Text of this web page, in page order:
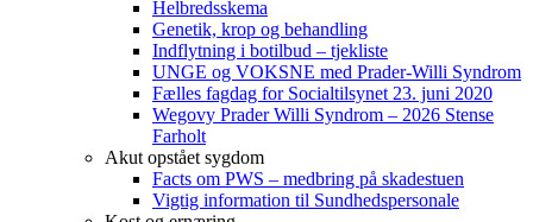
Helbredsskema
Genetik, krop og behandling
Indflytning i botilbud – tjekliste
UNGE og VOKSNE med Prader-Willi Syndrom
Fælles fagdag for Socialtilsynet 23. juni 2020
Wegovy Prader Willi Syndrom – 2026 Stense
Farholt
Akut opstået sygdom
Facts om PWS – medbring på skadestuen
Vigtig information til Sundhedspersonale